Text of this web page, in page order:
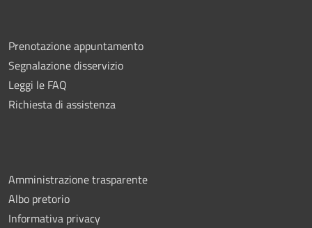
Prenotazione appuntamento
Segnalazione disservizio
Leggi le FAQ
Richiesta di assistenza
Amministrazione trasparente
Albo pretorio
Informativa privacy